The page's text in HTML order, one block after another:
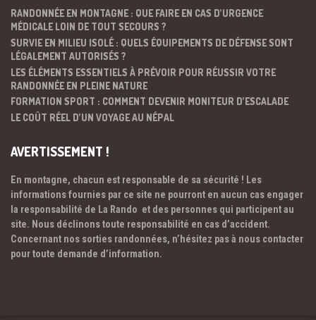
RANDONNÉE EN MONTAGNE : QUE FAIRE EN CAS D’URGENCE
MÉDICALE LOIN DE TOUT SECOURS ?
SURVIE EN MILIEU ISOLÉ : QUELS ÉQUIPEMENTS DE DÉFENSE SONT
LÉGALEMENT AUTORISÉS ?
LES ÉLÉMENTS ESSENTIELS À PRÉVOIR POUR RÉUSSIR VOTRE
RANDONNÉE EN PLEINE NATURE
FORMATION SPORT : COMMENT DEVENIR MONITEUR D’ESCALADE
LE COÛT RÉEL D’UN VOYAGE AU NÉPAL
AVERTISSEMENT !
En montagne, chacun est responsable de sa sécurité ! Les
informations fournies par ce site ne pourront en aucun cas engager
la responsabilité de La Rando et des personnes qui participent au
site. Nous déclinons toute responsabilité en cas d’accident.
Concernant nos sorties randonnées, n’hésitez pas à nous contacter
pour toute demande d’information.